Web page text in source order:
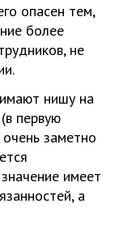
опасен тем,
более
не
нишу на
первую
заметно
имеет
а